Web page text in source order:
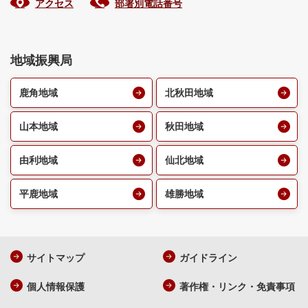
アクセス 部署別電話番号
地域振興局
鹿角地域 北秋田地域
山本地域 秋田地域
由利地域 仙北地域
平鹿地域 雄勝地域
サイトマップ ガイドライン
個人情報保護 著作権・リンク・免責事項